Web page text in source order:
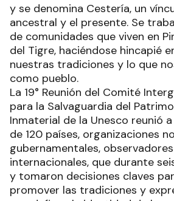
y se denomina Cestería, un
ancestral y el presente. Se
de comunidades que viven en
del Tigre, haciéndose hincapié
nuestras tradiciones y lo que
como pueblo.
La 19° Reunión del Comité
para la Salvaguardia del
Inmaterial de la Unesco reunió
de 120 países, organizaciones no
gubernamentales,
internacionales, que durante
y tomaron decisiones claves
promover las tradiciones y